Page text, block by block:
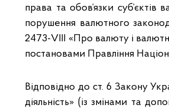
права та обов’язки суб’єктів
порушення валютного
2473-VІІІ «Про валюту і
постановами Правління
Відповідно до ст. 6 Закону
діяльність» (із змінами та